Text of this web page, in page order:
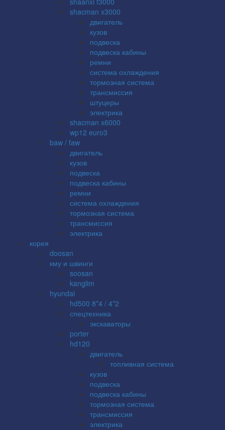
shacman x3000
двигатель
кузов
подвеска
подвеска кабины
ремни
система охлаждения
тормозная система
трансмиссия
штуцеры
электрика
shacman x6000
wp12 euro3
baw / faw
двигатель
кузов
подвеска
подвеска кабины
ремни
система охлаждения
тормозная система
трансмиссия
электрика
корея
doosan
кму и швинги
soosan
kanglim
hyundai
hd500 8*4 / 4*2
спецтехника
экскаваторы
porter
hd120
двигатель
топливная система
кузов
подвеска
подвеска кабины
тормозная система
трансмиссия
электрика